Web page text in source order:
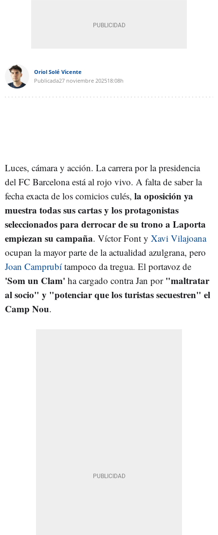
Oriol Solé Vicente
Publicada27 noviembre 202518:08h
Luces, cámara y acción. La carrera por la presidencia
del FC Barcelona está al rojo vivo. A falta de saber la
fecha exacta de los comicios culés, la oposición ya
muestra todas sus cartas y los protagonistas
seleccionados para derrocar de su trono a Laporta
empiezan su campaña. Víctor Font y Xavi Vilajoana
ocupan la mayor parte de la actualidad azulgrana, pero
Joan Camprubítampoco da tregua. El portavoz de
'Som un Clam' ha cargado contra Jan por "maltratar
al socio" y "potenciar que los turistas secuestren" el
Camp Nou.